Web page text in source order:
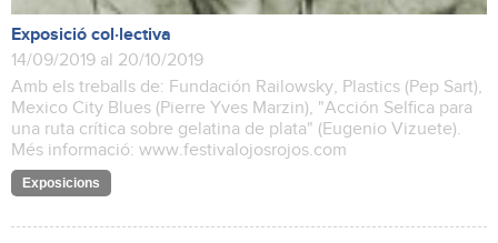
Exposició col·lectiva
14/09/2019 al 20/10/2019
Amb els treballs de: Fundación Railowsky, Plastics (Pep Sart),
Mexico City Blues (Pierre Yves Marzin), "Acción Selfica para
una ruta crítica sobre gelatina de plata" (Eugenio Vizuete).
Més informació: www.festivalojosrojos.com
Exposicions